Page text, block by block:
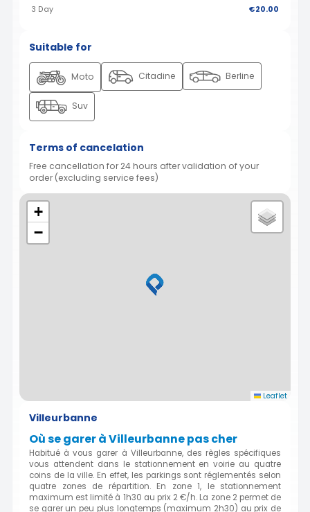
3 Day €20.00
Suitable for
Moto Citadine Berline
Suv
Terms of cancelation
Free cancellation for 24 hours after validation of your
order (excluding service fees)
+
−
Leaflet
Villeurbanne
Où se garer à Villeurbanne pas cher
Habitué à vous garer à Villeurbanne, des règles spécifiques
vous attendent dans le stationnement en voirie au quatre
coins de la ville. En effet, les parkings sont réglementés selon
quatre zones de répartition. En zone 1, le stationnement
maximum est limité à 1h30 au prix 2 €/h. La zone 2 permet de
se garer un peu plus longtemps (maximum 2h30) au prix de